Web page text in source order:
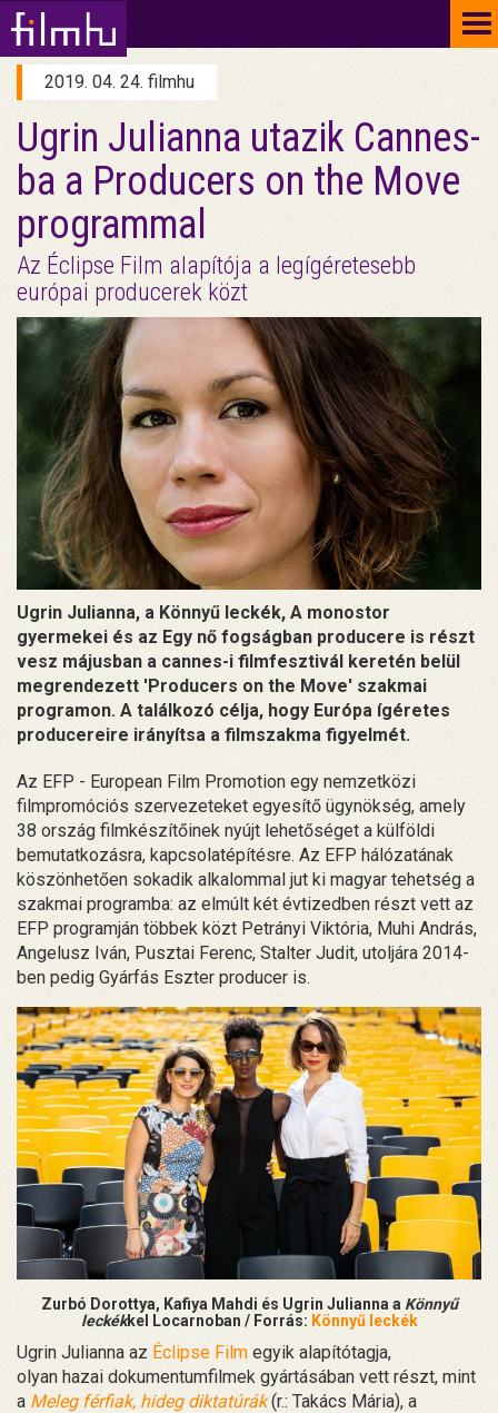
2019. 04. 24. filmhu
Ugrin Julianna utazik Cannes-
ba a Producers on the Move
programmal
Az Éclipse Film alapítója a legígéretesebb
európai producerek közt
Ugrin Julianna, a Könnyű leckék, A monostor
gyermekei és az Egy nő fogságban producere is részt
vesz májusban a cannes-i filmfesztivál keretén belül
megrendezett 'Producers on the Move' szakmai
programon. A találkozó célja, hogy Európa ígéretes
producereire irányítsa a filmszakma figyelmét.
Az EFP - European Film Promotion egy nemzetközi
filmpromóciós szervezeteket egyesítő ügynökség, amely
38 ország filmkészítőinek nyújt lehetőséget a külföldi
bemutatkozásra, kapcsolatépítésre. Az EFP hálózatának
köszönhetően sokadik alkalommal jut ki magyar tehetség a
szakmai programba: az elmúlt két évtizedben részt vett az
EFP programján többek közt Petrányi Viktória, Muhi András,
Angelusz Iván, Pusztai Ferenc, Stalter Judit, utoljára 2014-
ben pedig Gyárfás Eszter producer is.
Zurbó Dorottya, Kafiya Mahdi és Ugrin Julianna a Könnyű
leckékkel Locarnoban / Forrás: Könnyű leckék
Ugrin Julianna az Éclipse Film egyik alapítótagja,
olyan hazai dokumentumfilmek gyártásában vett részt, mint
a Meleg férfiak, hideg diktatúrák(r.: Takács Mária), a